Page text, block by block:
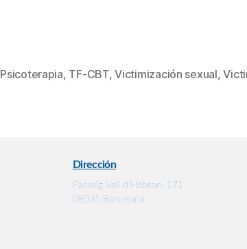
Psicoterapia, TF-CBT,Victimización sexual,
Dirección
Passeig Vall d’Hebron, 171
08035 Barcelona